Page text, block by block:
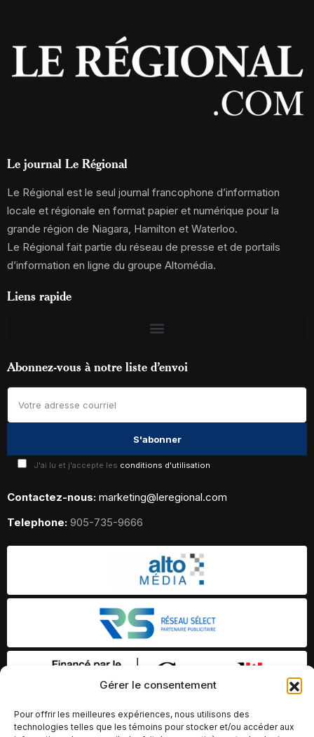
Gérer le consentement
Pour offrir les meilleures expériences, nous utilisons des
technologies telles que les témoins pour stocker et/ou accéder aux
Le journal Le Régional
Le Régional est le seul journal francophone d’information
locale et régionale en format papier et numérique pour la
grande région de Niagara, Hamilton et Waterloo.
Le Régional fait partie du réseau de presse et de portails
d’information en ligne du groupe Altomédia.
Liens rapide
Abonnez-vous à notre liste d’envoi
J'ai lu et j'accepte les conditions d'utilisation
Contactez-nous: marketing@leregional.com
Telephone: 905-735-9666